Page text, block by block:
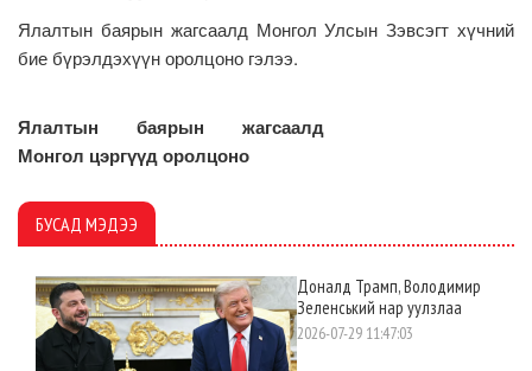
Ялалтын баярын жагсаалд Монгол Улсын Зэвсэгт хүчний
бие бүрэлдэхүүн оролцоно гэлээ.
Ялалтын баярын жагсаалд
Монгол цэргүүд оролцоно
БУСАД МЭДЭЭ
Доналд Трамп, Володимир
Зеленський нар уулзлаа
2026-07-29 11:47:03